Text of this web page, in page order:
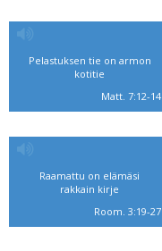
Pelastuksen tie on armon
kotitie
Matt. 7:12-14
Raamattu on elämäsi
rakkain kirje
Room. 3:19-27